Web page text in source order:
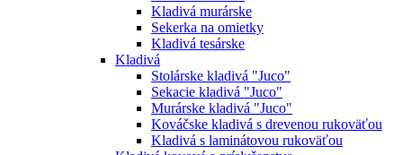
Kladivá murárske
Sekerka na omietky
Kladivá tesárske
Kladivá
Stolárske kladivá "Juco"
Sekacie kladivá "Juco"
Murárske kladivá "Juco"
Kováčske kladivá s drevenou rukoväťou
Kladivá s laminátovou rukoväťou